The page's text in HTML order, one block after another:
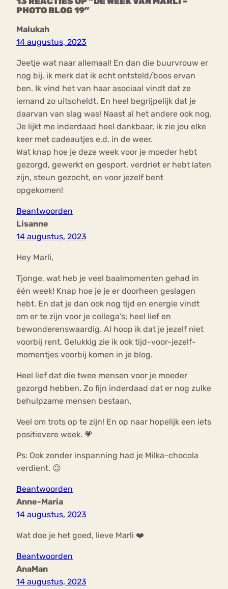
PHOTO BLOG 19”
Malukah
14 augustus, 2023
Jeetje wat naar allemaal! En dan die buurvrouw er
nog bij, ik merk dat ik echt ontsteld/boos ervan
ben. Ik vind het van haar asociaal vindt dat ze
iemand zo uitscheldt. En heel begrijpelijk dat je
daarvan van slag was! Naast al het andere ook nog.
Je lijkt me inderdaad heel dankbaar, ik zie jou elke
keer met cadeautjes e.d. in de weer.
Wat knap hoe je deze week voor je moeder hebt
gezorgd, gewerkt en gesport, verdriet er hebt laten
zijn, steun gezocht, en voor jezelf bent
opgekomen!
Beantwoorden
Lisanne
14 augustus, 2023
Hey Marli,
Tjonge, wat heb je veel baalmomenten gehad in
één week! Knap hoe je je er doorheen geslagen
hebt. En dat je dan ook nog tijd en energie vindt
om er te zijn voor je collega’s; heel lief en
bewonderenswaardig. Al hoop ik dat je jezelf niet
voorbij rent. Gelukkig zie ik ook tijd-voor-jezelf-
momentjes voorbij komen in je blog.
Heel lief dat die twee mensen voor je moeder
gezorgd hebben. Zo fijn inderdaad dat er nog zulke
behulpzame mensen bestaan.
Veel om trots op te zijn! En op naar hopelijk een iets
positievere week. 💗
Ps: Ook zonder inspanning had je Milka-chocola
verdient. 😉
Beantwoorden
Anne-Maria
14 augustus, 2023
Wat doe je het goed, lieve Marli ❤️
Beantwoorden
AnaMan
14 augustus, 2023